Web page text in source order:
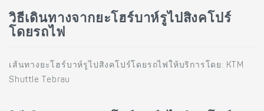
วิธีเดินทางจากยะโฮร์บาห์รูไปสิงคโปร์
โดยรถไฟ
เส้นทางยะโฮร์บาห์รูไปสิงคโปร์โดยรถไฟให้บริการโดย: KTM
Shuttle Tebrau